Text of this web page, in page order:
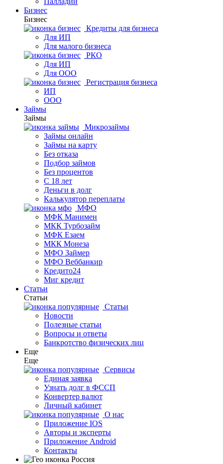
Бизнес
Бизнес
Кредиты для бизнеса
Для ИП
Для малого бизнеса
РКО
Для ИП
Для ООО
Регистрация бизнеса
ИП
ООО
Займы
Займы
Микрозаймы
Займы онлайн
Займы на карту
Без отказа
Подбор займов
Без процентов
С 18 лет
Деньги в долг
Калькулятор переплаты
МФО
МФК Манимен
МКК Турбозайм
МФК Езаем
МКК Монеза
МФО Займер
МФО Веббанкир
Кредито24
Миг кредит
Статьи
Статьи
Статьи
Новости
Полезные статьи
Вопросы и ответы
Банкротство физических лиц
Еще
Еще
Сервисы
Единая заявка
Узнать долг в ФССП
Конвертер валют
Личный кабинет
О нас
Приложение IOS
Авторы и эксперты
Приложение Android
Контакты
Россия